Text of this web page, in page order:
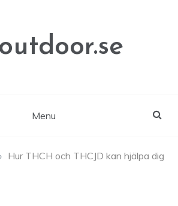
Menu
Hur THCH och THCJD kan hjälpa dig